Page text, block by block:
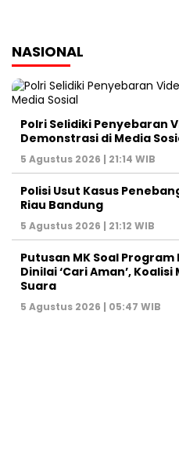
NASIONAL
Polri Selidiki Penyebaran
Demonstrasi di Media
5 Agustus 2026 | 21:14 WIB
Polisi Usut Kasus
Riau Bandung
5 Agustus 2026 | 21:12 WIB
Putusan MK Soal
Dinilai ‘Cari Aman’,
Suara
5 Agustus 2026 | 05:47 WIB